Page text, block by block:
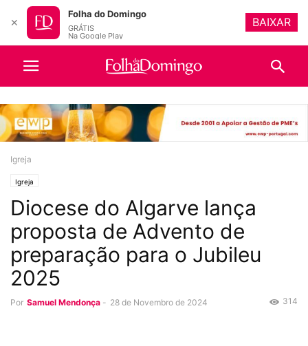
Igreja
Igreja
Diocese do Algarve lança
proposta de Advento de
preparação para o Jubileu
2025
Por Samuel Mendonça - 28 de Novembro de 2024 314
✕
Folha do Domingo
GRÁTIS
Na Google Play
BAIXAR